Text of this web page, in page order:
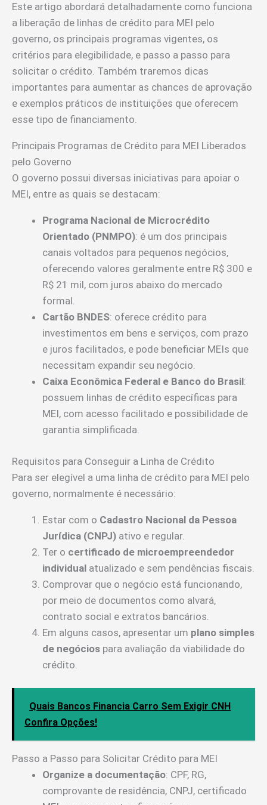
Este artigo abordará detalhadamente como funciona
a liberação de linhas de crédito para MEI pelo
governo, os principais programas vigentes, os
critérios para elegibilidade, e passo a passo para
solicitar o crédito. Também traremos dicas
importantes para aumentar as chances de aprovação
e exemplos práticos de instituições que oferecem
esse tipo de financiamento.
Principais Programas de Crédito para MEI Liberados
pelo Governo
O governo possui diversas iniciativas para apoiar o
MEI, entre as quais se destacam:
Programa Nacional de Microcrédito
Orientado (PNMPO): é um dos principais
canais voltados para pequenos negócios,
oferecendo valores geralmente entre R$ 300 e
R$ 21 mil, com juros abaixo do mercado
formal.
Cartão BNDES: oferece crédito para
investimentos em bens e serviços, com prazo
e juros facilitados, e pode beneficiar MEIs que
necessitam expandir seu negócio.
Caixa Econômica Federal e Banco do Brasil:
possuem linhas de crédito específicas para
MEI, com acesso facilitado e possibilidade de
garantia simplificada.
Requisitos para Conseguir a Linha de Crédito
Para ser elegível a uma linha de crédito para MEI pelo
governo, normalmente é necessário:
Estar com o Cadastro Nacional da Pessoa
Jurídica (CNPJ) ativo e regular.
Ter o certificado de microempreendedor
individual atualizado e sem pendências fiscais.
Comprovar que o negócio está funcionando,
por meio de documentos como alvará,
contrato social e extratos bancários.
Em alguns casos, apresentar um plano simples
de negócios para avaliação da viabilidade do
crédito.
Quais Bancos Financia Carro Sem Exigir CNH
Confira Opções!
Passo a Passo para Solicitar Crédito para MEI
Organize a documentação: CPF, RG,
comprovante de residência, CNPJ, certificado